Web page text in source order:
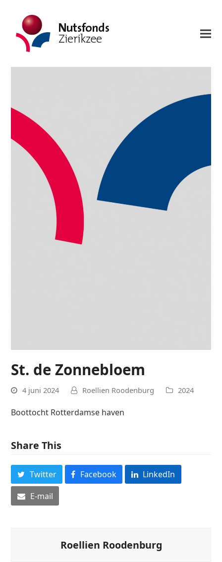
St. de Zonnebloem
4 juni 2024 Roellien Roodenburg 2024
Boottocht Rotterdamse haven
Share This
Twitter Facebook
LinkedIn
E-mail
Roellien Roodenburg